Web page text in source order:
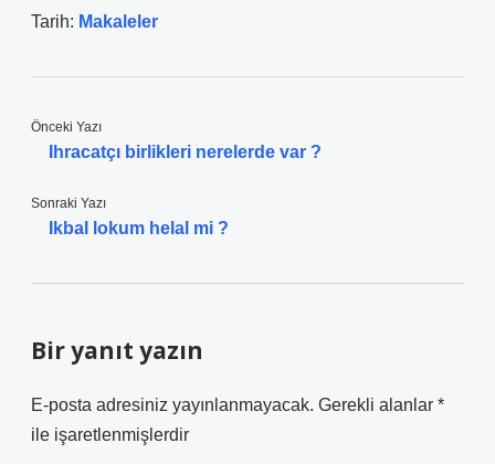
Tarih: Makaleler
Önceki Yazı
Ihracatçı birlikleri nerelerde var ?
Sonraki Yazı
Ikbal lokum helal mi ?
Bir yanıt yazın
E-posta adresiniz yayınlanmayacak. Gerekli alanlar *
ile işaretlenmişlerdir